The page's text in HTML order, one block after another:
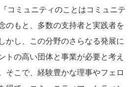
コミュニティのことはコミュニテ
のもと、多数の支持者と実践者を
かし、この分野のさらなる発展に
トの高い団体と事業が必要と考え
そこで、経験豊かな理事やフェロ